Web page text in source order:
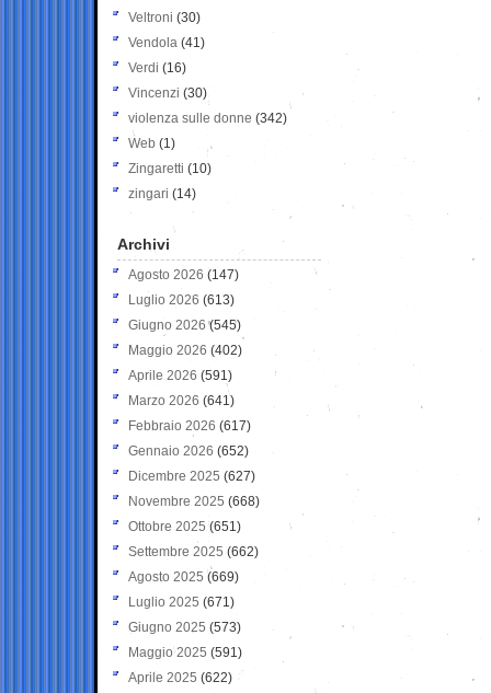
Veltroni (30)
Vendola (41)
Verdi (16)
Vincenzi (30)
violenza sulle donne (342)
Web (1)
Zingaretti (10)
zingari (14)
Archivi
Agosto 2026 (147)
Luglio 2026 (613)
Giugno 2026 (545)
Maggio 2026 (402)
Aprile 2026 (591)
Marzo 2026 (641)
Febbraio 2026 (617)
Gennaio 2026 (652)
Dicembre 2025 (627)
Novembre 2025 (668)
Ottobre 2025 (651)
Settembre 2025 (662)
Agosto 2025 (669)
Luglio 2025 (671)
Giugno 2025 (573)
Maggio 2025 (591)
Aprile 2025 (622)